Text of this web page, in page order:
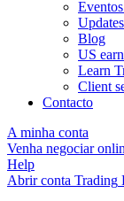
Updates
Blog
US
Learn
Client
Contacto
A minha conta
Venha negociar
Help
Abrir conta Trading